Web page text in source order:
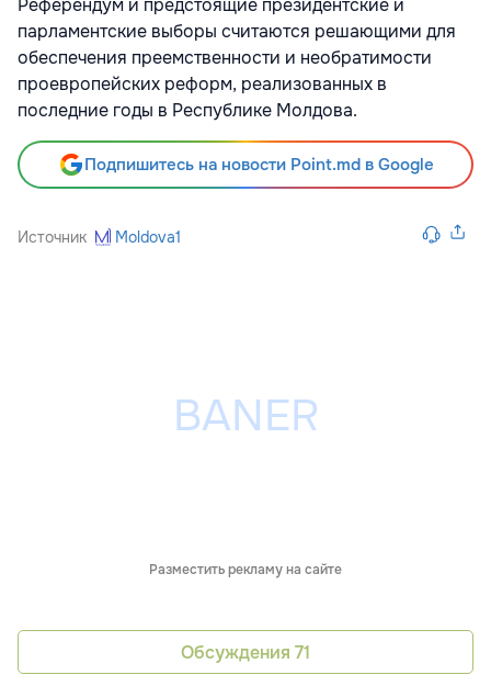
Референдум и предстоящие президентские и
парламентские выборы считаются решающими для
обеспечения преемственности и необратимости
проевропейских реформ, реализованных в
последние годы в Республике Молдова.
Подпишитесь на новости Point.md в Google
Источник Moldova1
Разместить рекламу на сайте
Обсуждения 71